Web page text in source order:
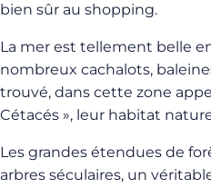
bien sûr au shopping.
La mer est tellement belle
nombreux cachalots,
trouvé, dans cette zone
Cétacés », leur habitat
Les grandes étendues de
arbres séculaires, un